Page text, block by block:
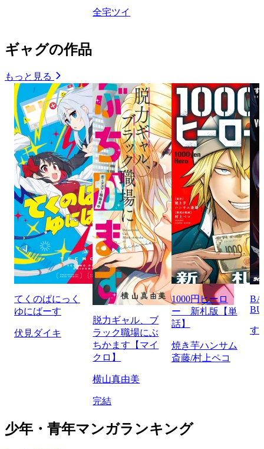
全宅ツイ
ギャグの作品
もっと見る
てくのぱにっく
ゆにばーす
伏見ダイキ
脱力ギャル、ブ
ラック職場にぶ
ちかます【マイ
クロ】
横山真由美
完結
1000円ヒーロ
ー 新札版【単
話】
焼き芋ハンサム
斎藤/村上ペコ
す
少年・青年マンガランキング